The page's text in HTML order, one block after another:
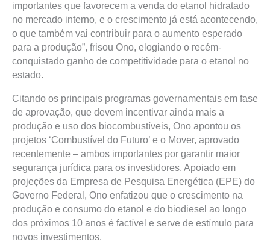
importantes que favorecem a venda do etanol hidratado
no mercado interno, e o crescimento já está acontecendo,
o que também vai contribuir para o aumento esperado
para a produção”, frisou Ono, elogiando o recém-
conquistado ganho de competitividade para o etanol no
estado.
Citando os principais programas governamentais em fase
de aprovação, que devem incentivar ainda mais a
produção e uso dos biocombustíveis, Ono apontou os
projetos ‘Combustível do Futuro’ e o Mover, aprovado
recentemente – ambos importantes por garantir maior
segurança jurídica para os investidores. Apoiado em
projeções da Empresa de Pesquisa Energética (EPE) do
Governo Federal, Ono enfatizou que o crescimento na
produção e consumo do etanol e do biodiesel ao longo
dos próximos 10 anos é factível e serve de estímulo para
novos investimentos.